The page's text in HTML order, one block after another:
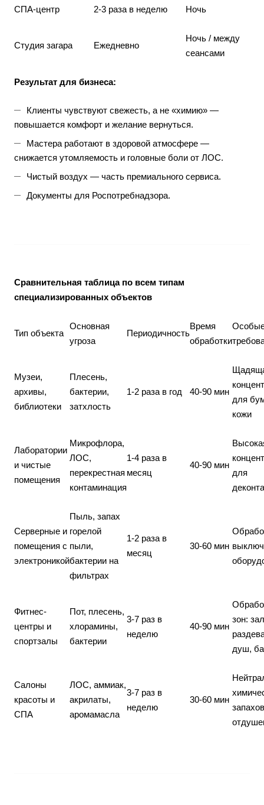
СПА-центр 2-3 раза в неделю Ночь
Студия загара Ежедневно
Ночь / между
сеансами
Результат для бизнеса:
Клиенты чувствуют свежесть, а не «химию» —
повышается комфорт и желание вернуться.
Мастера работают в здоровой атмосфере —
снижается утомляемость и головные боли от ЛОС.
Чистый воздух — часть премиального сервиса.
Документы для Роспотребнадзора.
Сравнительная таблица по всем типам
специализированных объектов
Тип объекта
Основная
угроза
Периодичность
Время
обработки
Музеи,
архивы,
библиотеки
Плесень,
бактерии,
затхлость
1-2 раза в год 40-90 мин
для
кожи
Лаборатории
и чистые
помещения
Микрофлора,
ЛОС,
перекрестная
контаминация
1-4 раза в
месяц
40-90 мин
для
Серверные и
помещения с
электроникой
Пыль, запах
горелой
пыли,
бактерии на
фильтрах
1-2 раза в
месяц
30-60 мин
Фитнес-
центры и
спортзалы
Пот, плесень,
хлорамины,
бактерии
3-7 раз в
неделю
40-90 мин
зон:
душ,
Салоны
красоты и
СПА
ЛОС, аммиак,
акрилаты,
аромамасла
3-7 раз в
неделю
30-60 мин